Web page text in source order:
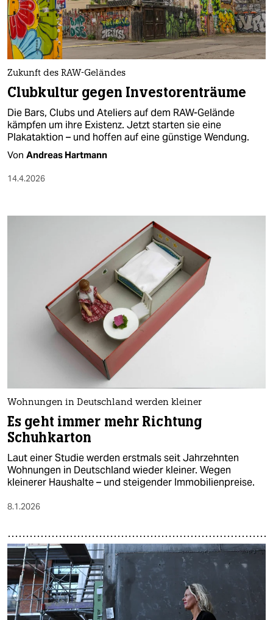
nord
wahrheit
verlag
verlag
veranstaltungen
shop
fragen & hilfe
Zukunft des RAW-Geländes
Clubkultur gegen Investorenträume
Die Bars, Clubs und Ateliers auf dem RAW-Gelände
kämpfen um ihre Existenz. Jetzt starten sie eine
Plakataktion – und hoffen auf eine günstige Wendung.
Von Andreas Hartmann
14.4.2026
Wohnungen in Deutschland werden kleiner
Es geht immer mehr Richtung
Schuhkarton
Laut einer Studie werden erstmals seit Jahrzehnten
Wohnungen in Deutschland wieder kleiner. Wegen
kleinerer Haushalte – und steigender Immobilienpreise.
8.1.2026